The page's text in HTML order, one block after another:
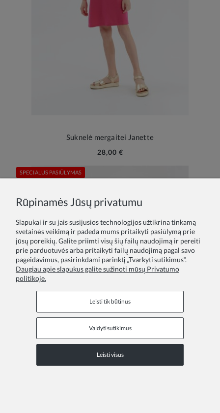
Suknelė mergaitei Janette
28,00 €
SPECIALUS PASIŪLYMAS
Rūpinamės Jūsų privatumu
Slapukai ir su jais susijusios technologijos užtikrina tinkamą
svetainės veikimą ir padeda mums pritaikyti pasiūlymą prie
jūsų poreikių. Galite priimti visų šių failų naudojimą ir pereiti
prie parduotuvės arba pritaikyti failų naudojimą pagal savo
pageidavimus, pasirinkdami parinktį „Tvarkyti sutikimus“.
Daugiau apie slapukus galite sužinoti mūsų Privatumo
politikoje.
Leisti tik būtinus
Valdyti sutikimus
Leisti visus